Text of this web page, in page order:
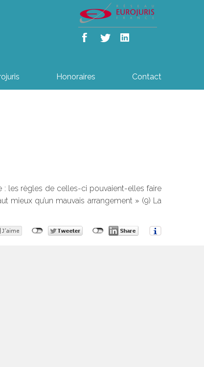
Honoraires Contact
les règles de celles-ci pouvaient-elles faire
mieux qu’un mauvais arrangement » (9) La